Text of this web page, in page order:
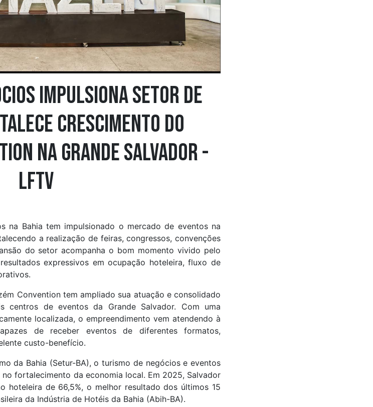
impulsiona setor de
crescimento do
na Grande Salvador -
LFTV
na Bahia tem impulsionado o mercado de eventos na
a realização de feiras, congressos, convenções
do setor acompanha o bom momento vivido pelo
expressivos em ocupação hoteleira, fluxo de
Convention tem ampliado sua atuação e consolidado
centros de eventos da Grande Salvador. Com uma
localizada, o empreendimento vem atendendo à
de receber eventos de diferentes formatos,
custo-benefício.
da Bahia (Setur-BA), o turismo de negócios e eventos
fortalecimento da economia local. Em 2025, Salvador
hoteleira de 66,5%, o melhor resultado dos últimos 15
da Indústria de Hotéis da Bahia (Abih-BA).